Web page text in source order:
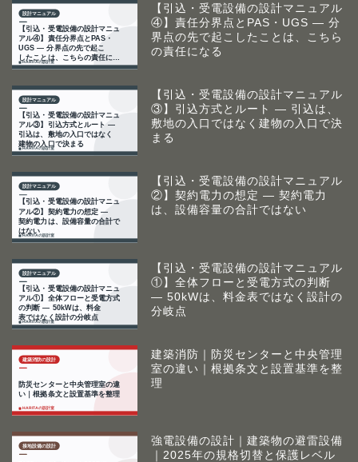
【引込・受電設備の設計マニュアル
④】責任分界点とPAS・UGS ― 分
界点の先で起こしたことは、こちら
の責任になる
【引込・受電設備の設計マニュアル
③】引込方式とルート ― 引込は、
敷地の入口ではなく建物の入口で決
まる
【引込・受電設備の設計マニュアル
②】契約電力の想定 ― 契約電力
は、設備容量の合計ではない
【引込・受電設備の設計マニュアル
①】全体フローと受電方式の判断
― 50kWは、料金表ではなく設計の
分岐点
建築消防｜防災センターと中央管理
室の違い｜根拠条文と設置基準を整
理
強電設備の設計｜建築物の避雷設備
｜2025年の規格切替と保護レベル